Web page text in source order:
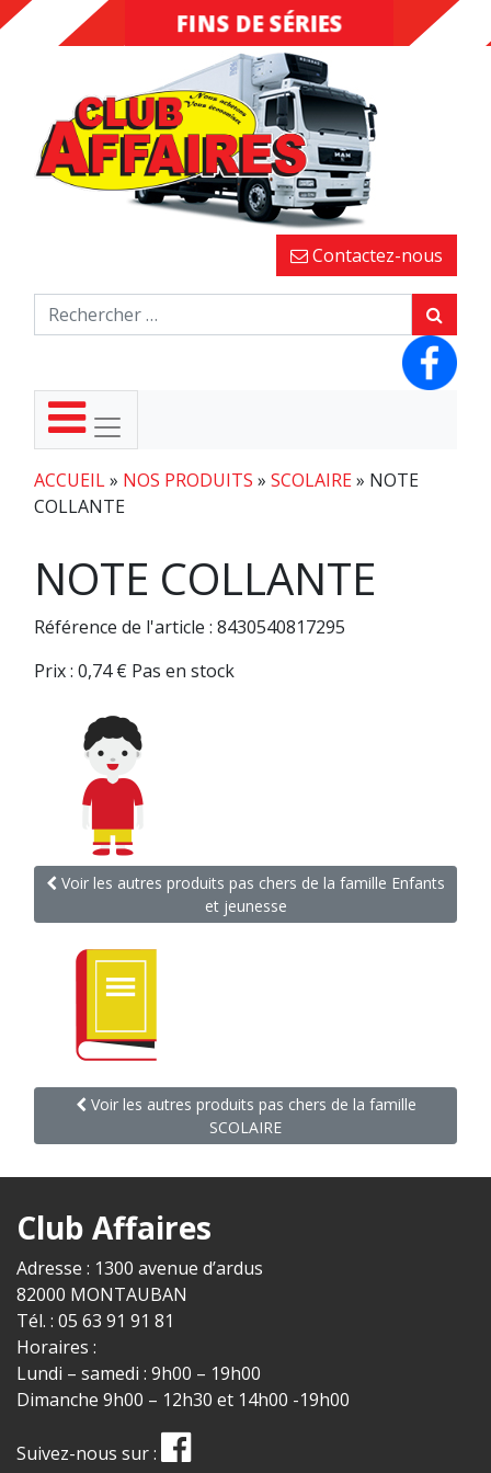
DESTOCKAGE
FINS DE SÉRIES
Contactez-nous
ACCUEIL» NOS PRODUITS » SCOLAIRE» NOTE
COLLANTE
NOTE COLLANTE
Référence de l'article : 8430540817295
Prix : 0,74€ Pas en stock
Voir les autres produits pas chers de la famille Enfants
et jeunesse
Voir les autres produits pas chers de la famille
SCOLAIRE
Club Affaires
Adresse : 1300 avenue d’ardus
82000 MONTAUBAN
Tél. : 05 63 91 91 81
Horaires :
Lundi – samedi : 9h00 – 19h00
Dimanche 9h00 – 12h30 et 14h00 -19h00
Suivez-nous sur :